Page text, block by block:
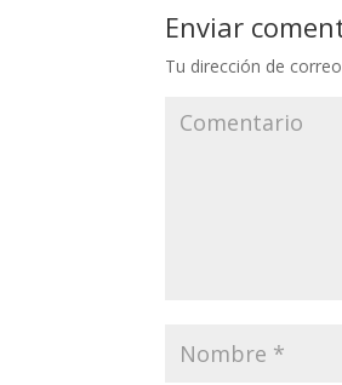
Enviar
Tu dirección de